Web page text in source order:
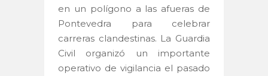
en un polígono a las afueras de
Pontevedra para celebrar
carreras clandestinas. La Guardia
Civil organizó un importante
operativo de vigilancia el pasado